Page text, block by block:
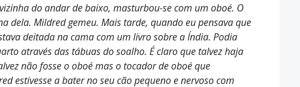
do andar de baixo, masturbou-se com um oboé. O
dela. Mildred gemeu. Mais tarde, quando eu pensava que
deitada na cama com um livro sobre a Índia. Podia
através das tábuas do soalho. É claro que talvez haja
não fosse o oboé mas o tocador de oboé que
estivesse a bater no seu cão pequeno e nervoso com